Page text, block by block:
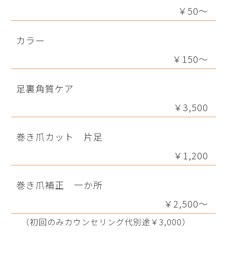
￥50～
カラー
￥150～
足裏角質ケア
￥3,500
巻き爪カット 片足
￥1,200
巻き爪補正 一か所
￥2,500～
（初回のみカウンセリング代別途￥3,000）